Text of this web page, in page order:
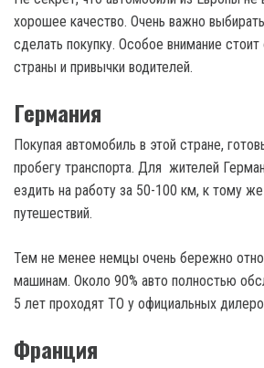
хорошее качество. Очень важно
сделать покупку. Особое внимание
страны и привычки водителей.
Германия
Покупая автомобиль в этой стране,
пробегу транспорта. Для жителей
ездить на работу за 50-100 км, к тому
путешествий.
Тем не менее немцы очень бережно
машинам. Около 90% авто полностью
5 лет проходят ТО у официальных
Франция